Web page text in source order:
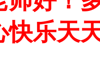
快乐天